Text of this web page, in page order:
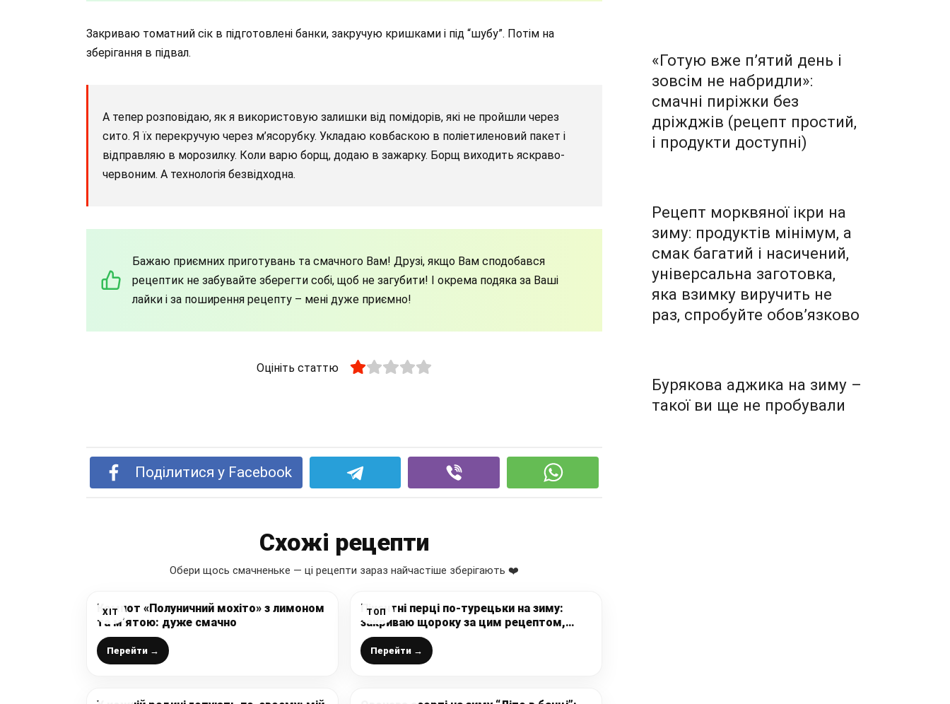
Закриваю томатний сік в підготовлені банки, закручую кришками і під “шубу”. Потім на
зберігання в підвал.
А тепер розповідаю, як я використовую залишки від помідорів, які не пройшли через
сито. Я їх перекручую через м’ясорубку. Укладаю ковбаскою в поліетиленовий пакет і
відправляю в морозилку. Коли варю борщ, додаю в зажарку. Борщ виходить яскраво-
червоним. А технологія безвідходна.
Бажаю приємних приготувань та смачного Вам! Друзі, якщо Вам сподобався
рецептик не забувайте зберегти собі, щоб не загубити! І окрема подяка за Ваші
лайки і за поширення рецепту – мені дуже приємно!
Оцініть статтю
Поділитися у Facebook
Схожі рецепти
Обери щось смачненьке — ці рецепти зараз найчастіше зберігають ❤️
ХІТ
Компот «Полуничний мохіто» з лимоном
та м’ятою: дуже смачно
Перейти →
ТОП
Пікантні перці по-турецьки на зиму:
закриваю щороку за цим рецептом,
виходить неймовірно смачна заготовка,
яка прикрасить будь-який стіл
Перейти →
«Готую вже п’ятий день і
зовсім не набридли»:
смачні пиріжки без
дріжджів (рецепт простий,
і продукти доступні)
Рецепт морквяної ікри на
зиму: продуктів мінімум, а
смак багатий і насичений,
універсальна заготовка,
яка взимку виручить не
раз, спробуйте обов’язково
Бурякова аджика на зиму –
такої ви ще не пробували